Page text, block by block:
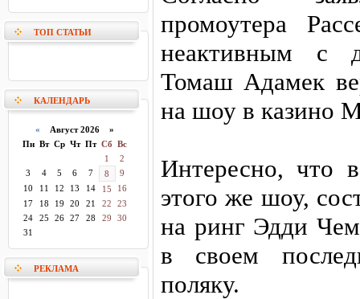
ТОП СТАТЬИ
КАЛЕНДАРЬ
« Август 2026 »
Пн Вт Ср Чт Пт Сб Вс
1
2
3
4 5 6 7 8
9
10
11 12 13 14 15
16
17
18 19 20 21 22
23
24
25 26 27 28 29
30
31
РЕКЛАМА
промоутера
неактивным с
Томаш Адамек
на шоу в казино
Интересно, что
этого же шоу,
на ринг Эдди
в своем
поляку.